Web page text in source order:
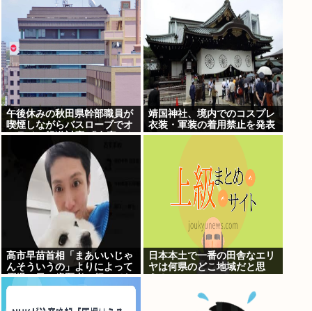
午後休みの秋田県幹部職員が
喫煙しながらバスローブでオ
ンライン報道対応 「自宅」と
の説明に疑義 背景がラブホテ
ルの客室ような壁紙
靖国神社、境内でのコスプレ
衣装・軍装の着用禁止を発表
高市早苗首相「まあいいじゃ
んそういうの」よりによって
原爆の日に歯医者に行ってた
ことが発覚し批判が殺到大炎
日本本土で一番の田舎なエリ
ヤは何県のどこ地域だと思